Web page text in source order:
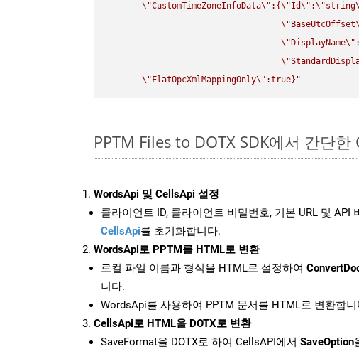
\"CustomTimeZoneInfoData\" :{\"Id\" :\"string
\" BaseUtcOffset
\" DisplayName\"
\"
\" FlatOpcXmlMappingOnly\" :true}"
PPTM Files to DOTX SDK에서 간단
WordsApi 및 CellsApi 설정
클라이언트 ID, 클라이언트 비밀번호, 기본 URL 및 API
CellsApi를 초기화합니다.
WordsApi로 PPTM를 HTML로 변환
로컬 파일 이름과 형식을 HTML로 설정하여
니다.
WordsApi를 사용하여 PPTM 문서를 HTML로 변환합니
CellsApi로 HTML을 DOTX로 변환
SaveFormat을 DOTX로 하여 CellsAPI에서 SaveOption